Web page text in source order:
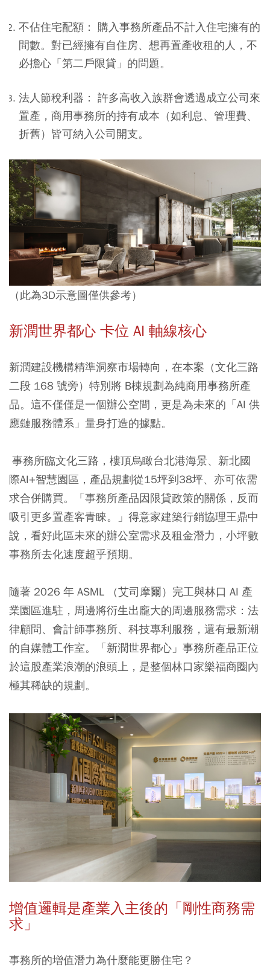
不佔住宅配額： 購入事務所產品不計入住宅擁有的
間數。對已經擁有自住房、想再置產收租的人，不
必擔心「第二戶限貸」的問題。
法人節稅利器 ： 許多高收入族群會透過成立公司來
置產，商用事務所的持有成本（如利息、管理費、
折舊）皆可納入公司開支。
（此為3D示意圖僅供參考）
新潤世界都心 卡位 AI 軸線核心
新潤建設機構精準洞察市場轉向，在本案（文化三路
二段 168 號旁）特別將 B棟規劃為純商用事務所產
品。這不僅僅是一個辦公空間，更是為未來的「AI 供
應鏈服務體系」量身打造的據點。
事務所臨文化三路，樓頂烏瞰台北港海景、新北國
際AI+智慧園區，產品規劃從15坪到38坪、亦可依需
求合併購買。「事務所產品因限貸政策的關係，反而
吸引更多置產客青睞。」得意家建築行銷協理王鼎中
說，看好此區未來的辦公室需求及租金潛力，小坪數
事務所去化速度超乎預期。
隨著 2026 年 ASML （艾司摩爾）完工與林口 AI 產
業園區進駐，周邊將衍生出龐大的周邊服務需求：法
律顧問、會計師事務所、科技專利服務，還有最新潮
的自媒體工作室。「新潤世界都心」事務所產品正位
於這股產業浪潮的浪頭上，是整個林口家樂福商圈內
極其稀缺的規劃。
增值邏輯是產業入主後的「剛性商務需
求」
事務所的增值潛力為什麼能更勝住宅？